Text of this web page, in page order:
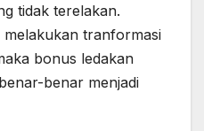
tidak terelakan.
tranformasi
bonus ledakan
benar menjadi